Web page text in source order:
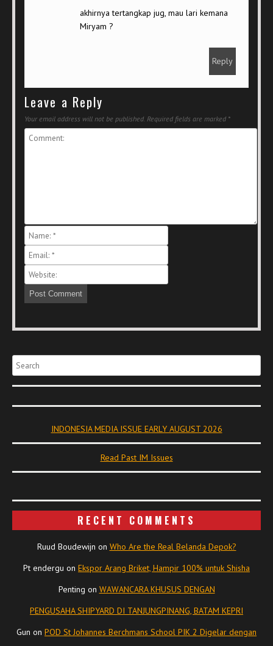
akhirnya tertangkap jug, mau lari kemana
Miryam ?
Reply
Leave a Reply
Your email address will not be published. Required fields are marked *
Search
INDONESIA MEDIA ISSUE EARLY AUGUST 2026
Read Past IM Issues
RECENT COMMENTS
Ruud Boudewijn on Who Are the Real Belanda Depok?
Pt endergu on Ekspor Arang Briket, Hampir 100% untuk Shisha
Penting on WAWANCARA KHUSUS DENGAN
PENGUSAHA SHIPYARD DI TANJUNGPINANG, BATAM KEPRI
Gun on POD St Johannes Berchmans School PIK 2 Digelar dengan